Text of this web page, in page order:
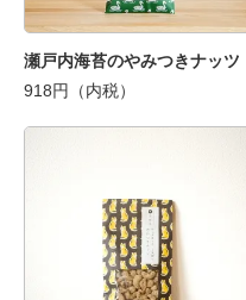
瀬戸内海苔のやみつきナッツ
918円（内税）